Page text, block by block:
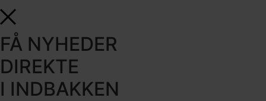
FÅ NYHEDER
DIREKTE
I INDBAKKEN